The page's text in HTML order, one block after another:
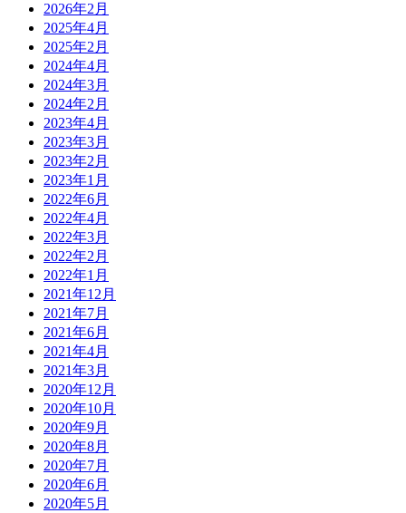
2026年2月
2025年4月
2025年2月
2024年4月
2024年3月
2024年2月
2023年4月
2023年3月
2023年2月
2023年1月
2022年6月
2022年4月
2022年3月
2022年2月
2022年1月
2021年12月
2021年7月
2021年6月
2021年4月
2021年3月
2020年12月
2020年10月
2020年9月
2020年8月
2020年7月
2020年6月
2020年5月